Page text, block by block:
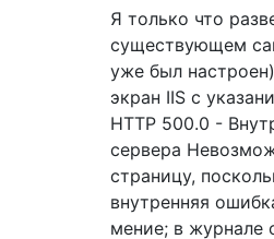
Я только что
существующем
уже был
экран IIS с
HTTP 500.0 -
сервера
страницу,
внутренняя
мение; в журнале